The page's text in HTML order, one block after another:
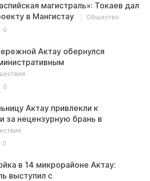
магистраль»: Токаев дал
в Мангистау
Общество
0
Актау обернулся
0
Актау привлекли к
за нецензурную брань в
0
в 14 микрорайоне Актау:
выступил с